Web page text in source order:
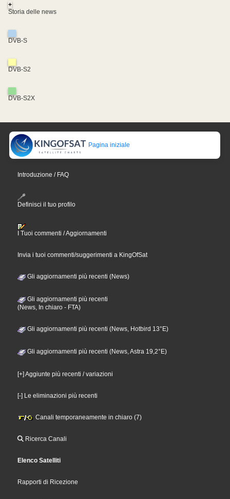
+
Storia delle news
DVB-S
DVB-S2
DVB-S2X
Pagina iniziale
Introduzione / FAQ
Definisci il tuo profilo
I Tuoi commenti / Aggiornamenti
Invia i tuoi commenti/suggerimenti a KingOfSat
Gli aggiornamenti più recenti (News)
Gli aggiornamenti più recenti
(News, In chiaro - FTA)
Gli aggiornamenti più recenti (News, Hotbird 13°E)
Gli aggiornamenti più recenti (News, Astra 19,2°E)
[+] Aggiunte più recenti / variazioni
[-] Le eliminazioni più recenti
Canali temporaneamente in chiaro (7)
Ricerca Canali
Elenco Satelliti
Rapporti di Ricezione